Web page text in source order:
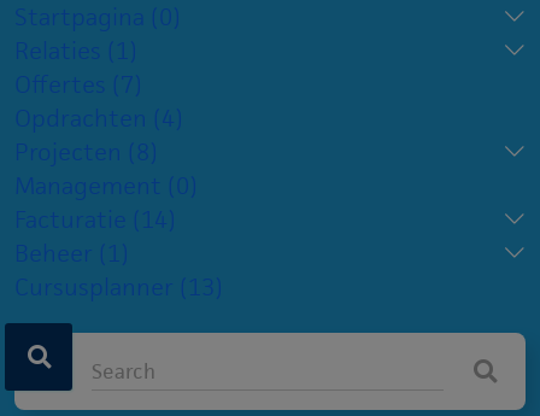
Startpagina (0)
Relaties (1)
Offertes (7)
Opdrachten (4)
Projecten (8)
Management (0)
Facturatie (14)
Beheer (1)
Cursusplanner (13)